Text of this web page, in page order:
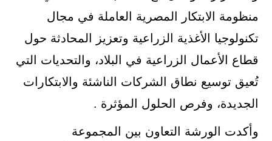
منظومة الابتكار المصرية العاملة في مجال
تكنولوجيا الأغذية الزراعية وتعزيز المحادثة حول
قطاع الأعمال الزراعية في البلاد، والتحديات التي
تُعيق توسيع نطاق الشركات الناشئة والابتكارات
الجديدة، وفرص الحلول المؤثرة .
وأكدت الورشة التعاون بين المجموعة